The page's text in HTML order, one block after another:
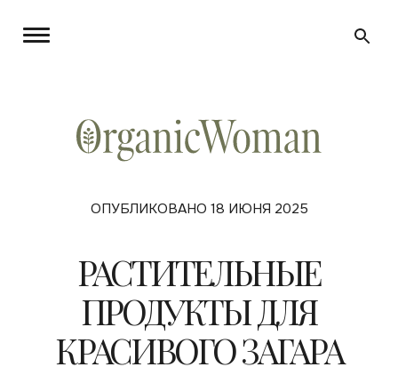
ОПУБЛИКОВАНО 18 ИЮНЯ 2025
РАСТИТЕЛЬНЫЕ
ПРОДУКТЫ ДЛЯ
КРАСИВОГО ЗАГАРА